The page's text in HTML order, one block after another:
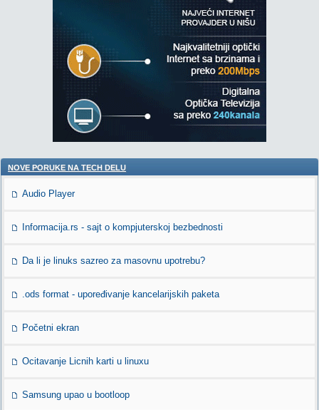
NOVE PORUKE NA TECH DELU
Audio Player
Informacija.rs - sajt o kompjuterskoj bezbednosti
Da li je linuks sazreo za masovnu upotrebu?
.ods format - upoređivanje kancelarijskih paketa
Početni ekran
Ocitavanje Licnih karti u linuxu
Samsung upao u bootloop